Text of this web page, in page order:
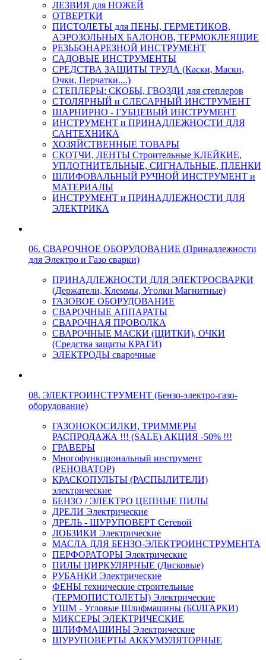
ЛЕЗВИЯ для НОЖЕЙ
ОТВЕРТКИ
ПИСТОЛЕТЫ для ПЕНЫ, ГЕРМЕТИКОВ,
АЭРОЗОЛЬНЫХ БАЛОНОВ, ТЕРМОКЛЕЯЩИЕ
РЕЗЬБОНАРЕЗНОЙ ИНСТРУМЕНТ
САДОВЫЕ ИНСТРУМЕНТЫ
СРЕДСТВА ЗАЩИТЫ ТРУДА (Каски, Маски,
Очки, Перчатки....)
СТЕПЛЕРЫ: СКОБЫ, ГВОЗДИ для степлеров
СТОЛЯРНЫЙ и СЛЕСАРНЫЙ ИНСТРУМЕНТ
ШАРНИРНО - ГУБЦЕВЫЙ ИНСТРУМЕНТ
ИНСТРУМЕНТ и ПРИНАДЛЕЖНОСТИ ДЛЯ
САНТЕХНИКА
ХОЗЯЙСТВЕННЫЕ ТОВАРЫ
СКОТЧИ, ЛЕНТЫ Строительные КЛЕЙКИЕ,
УПЛОТНИТЕЛЬНЫЕ, СИГНАЛЬНЫЕ, ПЛЕНКИ
ШЛИФОВАЛЬНЫЙ РУЧНОЙ ИНСТРУМЕНТ и
МАТЕРИАЛЫ
ИНСТРУМЕНТ и ПРИНАДЛЕЖНОСТИ ДЛЯ
ЭЛЕКТРИКА
06. СВАРОЧНОЕ ОБОРУДОВАНИЕ (Принадлежности
для Электро и Газо сварки)
ПРИНАДЛЕЖНОСТИ ДЛЯ ЭЛЕКТРОСВАРКИ
(Держатели, Клеммы, Уголки Магнитные)
ГАЗОВОЕ ОБОРУДОВАНИЕ
СВАРОЧНЫЕ АППАРАТЫ
СВАРОЧНАЯ ПРОВОЛКА
СВАРОЧНЫЕ МАСКИ (ЩИТКИ), ОЧКИ
(Средства защиты КРАГИ)
ЭЛЕКТРОДЫ сварочные
08. ЭЛЕКТРОИНСТРУМЕНТ (Бензо-электро-газо-
оборудование)
ГАЗОНОКОСИЛКИ, ТРИММЕРЫ
РАСПРОДАЖА !!! (SALE) АКЦИЯ -50% !!!
ГРАВЕРЫ
Многофункциональный инструмент
(РЕНОВАТОР)
КРАСКОПУЛЬТЫ (РАСПЫЛИТЕЛИ)
электрические
БЕНЗО / ЭЛЕКТРО ЦЕПНЫЕ ПИЛЫ
ДРЕЛИ Электрические
ДРЕЛЬ - ШУРУПОВЕРТ Сетевой
ЛОБЗИКИ Электрические
МАСЛА ДЛЯ БЕНЗО-ЭЛЕКТРОИНСТРУМЕНТА
ПЕРФОРАТОРЫ Электрические
ПИЛЫ ЦИРКУЛЯРНЫЕ (Дисковые)
РУБАНКИ Электрические
ФЕНЫ технические строительные
(ТЕРМОПИСТОЛЕТЫ) Электрические
УШМ - Угловые Шлифмашины (БОЛГАРКИ)
МИКСЕРЫ ЭЛЕКТРИЧЕСКИЕ
ШЛИФМАШИНЫ Электрические
ШУРУПОВЕРТЫ АККУМУЛЯТОРНЫЕ